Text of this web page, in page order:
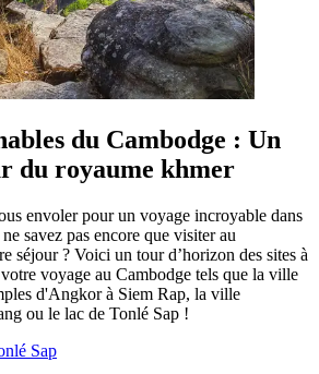
du Cambodge : Un
du royaume khmer
envoler pour un voyage incroyable dans
savez pas encore que visiter au
séjour ? Voici un tour d’horizon des sites à
voyage au Cambodge tels que la ville
d'Angkor à Siem Rap, la ville
ou le lac de Tonlé Sap !
Sap